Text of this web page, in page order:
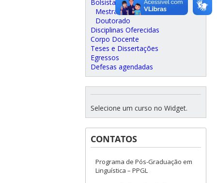
Bolsistas
Mestrado
Doutorado
Disciplinas Oferecidas
Corpo Docente
Teses e Dissertações
Egressos
Defesas agendadas
Selecione um curso no Widget.
CONTATOS
Programa de Pós-Graduação em
Linguística – PPGL